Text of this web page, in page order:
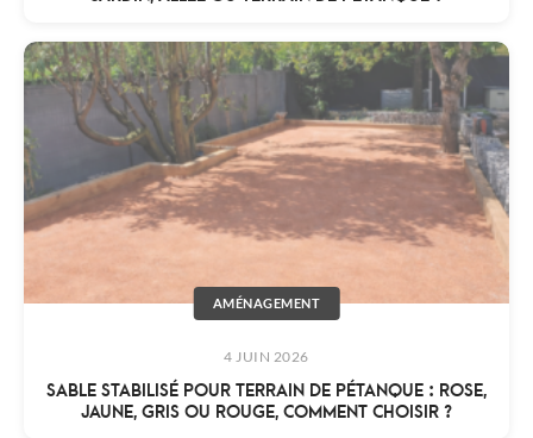
AMÉNAGEMENT
4 JUIN 2026
SABLE STABILISÉ POUR TERRAIN DE PÉTANQUE : ROSE,
JAUNE, GRIS OU ROUGE, COMMENT CHOISIR ?